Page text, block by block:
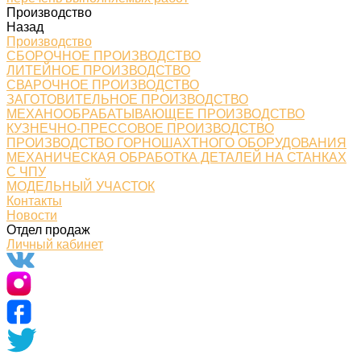
Производство
Назад
Производство
СБОРОЧНОЕ ПРОИЗВОДСТВО
ЛИТЕЙНОЕ ПРОИЗВОДСТВО
СВАРОЧНОЕ ПРОИЗВОДСТВО
ЗАГОТОВИТЕЛЬНОЕ ПРОИЗВОДСТВО
МЕХАНООБРАБАТЫВАЮЩЕЕ ПРОИЗВОДСТВО
КУЗНЕЧНО-ПРЕССОВОЕ ПРОИЗВОДСТВО
ПРОИЗВОДСТВО ГОРНОШАХТНОГО ОБОРУДОВАНИЯ
МЕХАНИЧЕСКАЯ ОБРАБОТКА ДЕТАЛЕЙ НА СТАНКАХ
С ЧПУ
МОДЕЛЬНЫЙ УЧАСТОК
Контакты
Новости
Отдел продаж
Личный кабинет